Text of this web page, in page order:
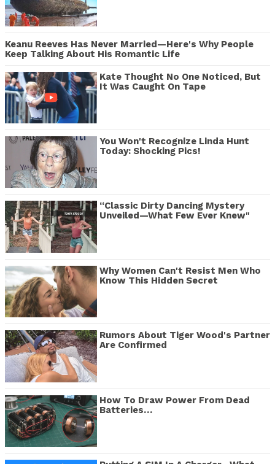
Keanu Reeves Has Never Married—Here's Why People
Keep Talking About His Romantic Life
Kate Thought No One Noticed, But
It Was Caught On Tape
You Won't Recognize Linda Hunt
Today: Shocking Pics!
“Classic Dirty Dancing Mystery
Unveiled—What Few Ever Knew"
Why Women Can't Resist Men Who
Know This Hidden Secret
Rumors About Tiger Wood's Partner
Are Confirmed
How To Draw Power From Dead
Batteries…